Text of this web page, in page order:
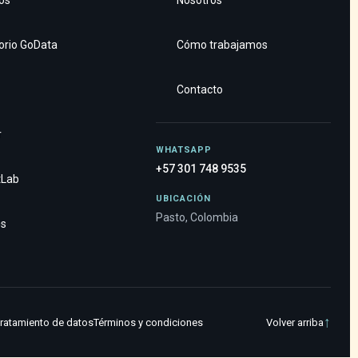
GoData Cómo trabajamos
Contacto
WHATSAPP
+57 301 748 9535
UBICACIÓN
Pasto, Colombia
de datosTérminos y condiciones Volver arriba ↑